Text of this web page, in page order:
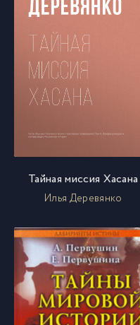
Тайная миссия Хасана
Илья Деревянко